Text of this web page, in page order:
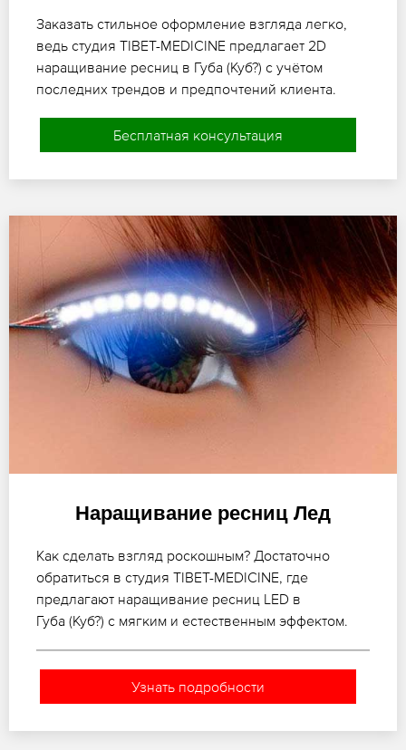
Заказать стильное оформление взгляда легко,
ведь студия TIBET-MEDICINE предлагает 2D
наращивание ресниц в Губа (Куб?) с учётом
последних трендов и предпочтений клиента.
Бесплатная консультация
Наращивание ресниц Лед
Как сделать взгляд роскошным? Достаточно
обратиться в студия TIBET-MEDICINE, где
предлагают наращивание ресниц LED в
Губа (Куб?) с мягким и естественным эффектом.
Узнать подробности